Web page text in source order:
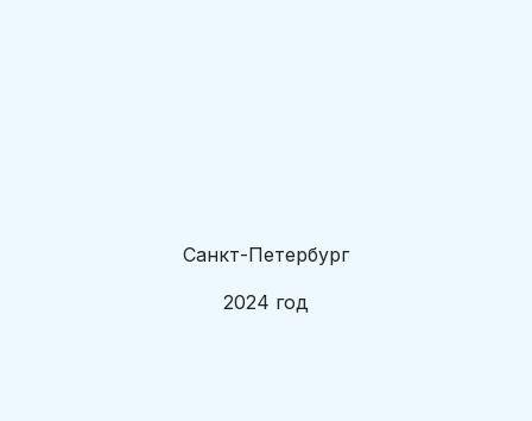
Санкт-Петербург
2024 год